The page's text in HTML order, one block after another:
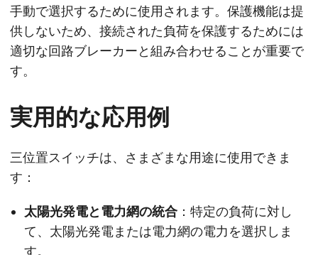
手動で選択するために使用されます。保護機能は提
供しないため、接続された負荷を保護するためには
適切な回路ブレーカーと組み合わせることが重要で
す。
実用的な応用例
三位置スイッチは、さまざまな用途に使用できま
す：
太陽光発電と電力網の統合 ：特定の負荷に対し
て、太陽光発電または電力網の電力を選択しま
す。